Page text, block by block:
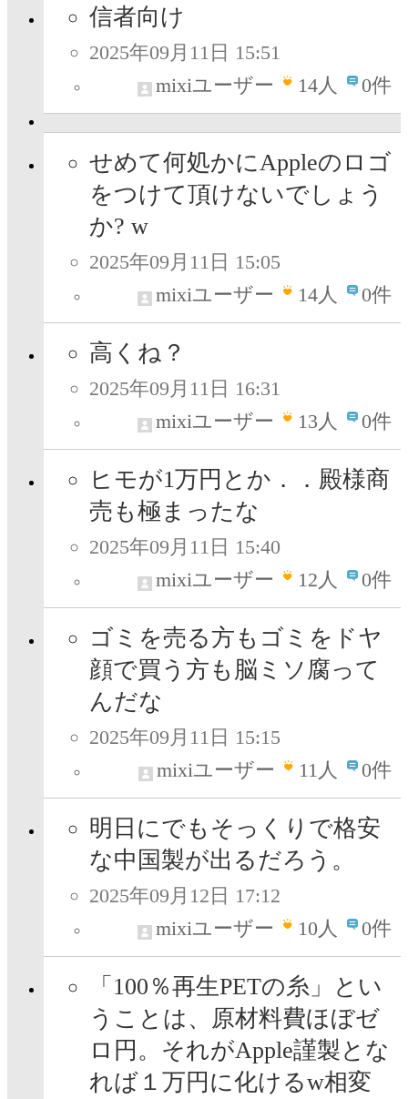
信者向け
2025年09月11日 15:51
mixiユーザー
14人 0件
せめて何処かにAppleのロゴ
をつけて頂けないでしょう
か? w
2025年09月11日 15:05
mixiユーザー
14人 0件
高くね？
2025年09月11日 16:31
mixiユーザー
13人 0件
ヒモが1万円とか．．殿様商
売も極まったな
2025年09月11日 15:40
mixiユーザー
12人 0件
ゴミを売る方もゴミをドヤ
顔で買う方も脳ミソ腐って
んだな
2025年09月11日 15:15
mixiユーザー
11人 0件
明日にでもそっくりで格安
な中国製が出るだろう。
2025年09月12日 17:12
mixiユーザー
10人 0件
「100％再生PETの糸」とい
うことは、原材料費ほぼゼ
ロ円。それがApple謹製とな
れば１万円に化けるw相変